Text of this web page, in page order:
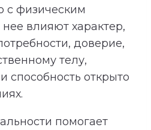
с физическим
влияют характер,
доверие,
телу,
способность открыто
помогает